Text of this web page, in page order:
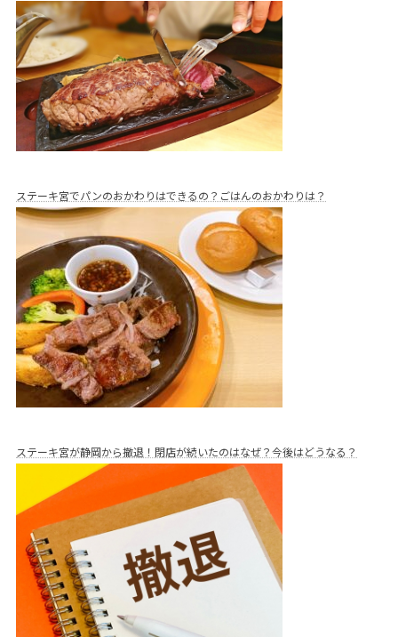
ステーキ宮でパンのおかわりはできるの？ごはんのおかわりは？
ステーキ宮が静岡から撤退！閉店が続いたのはなぜ？今後はどうなる？